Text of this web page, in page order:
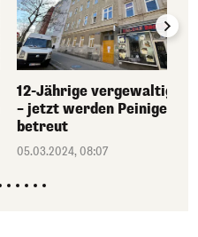
12-Jährige vergewaltigt
– jetzt werden Peiniger
betreut
05.03.2024, 08:07